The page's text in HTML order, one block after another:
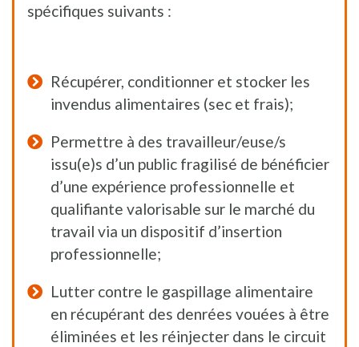
spécifiques suivants :
Récupérer, conditionner et stocker les
invendus alimentaires (sec et frais);
Permettre à des travailleur/euse/s
issu(e)s d’un public fragilisé de bénéficier
d’une expérience professionnelle et
qualifiante valorisable sur le marché du
travail via un dispositif d’insertion
professionnelle;
Lutter contre le gaspillage alimentaire
en récupérant des denrées vouées à être
éliminées et les réinjecter dans le circuit